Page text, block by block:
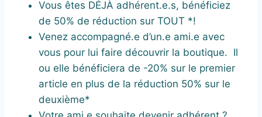
Vous êtes DÉJÀ adhérent.e.s, bénéficiez
de 50% de réduction sur TOUT *!
Venez accompagné.e d’un.e ami.e avec
vous pour lui faire découvrir la boutique. Il
ou elle bénéficiera de -20% sur le premier
article en plus de la réduction 50% sur le
deuxième*